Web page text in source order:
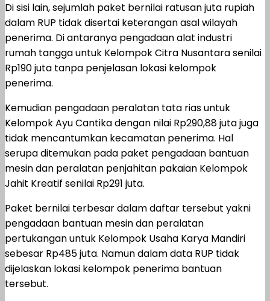
Di sisi lain, sejumlah paket bernilai ratusan juta rupiah
dalam RUP tidak disertai keterangan asal wilayah
penerima. Di antaranya pengadaan alat industri
rumah tangga untuk Kelompok Citra Nusantara senilai
Rp190 juta tanpa penjelasan lokasi kelompok
penerima.
Kemudian pengadaan peralatan tata rias untuk
Kelompok Ayu Cantika dengan nilai Rp290,88 juta juga
tidak mencantumkan kecamatan penerima. Hal
serupa ditemukan pada paket pengadaan bantuan
mesin dan peralatan penjahitan pakaian Kelompok
Jahit Kreatif senilai Rp291 juta.
Paket bernilai terbesar dalam daftar tersebut yakni
pengadaan bantuan mesin dan peralatan
pertukangan untuk Kelompok Usaha Karya Mandiri
sebesar Rp485 juta. Namun dalam data RUP tidak
dijelaskan lokasi kelompok penerima bantuan
tersebut.